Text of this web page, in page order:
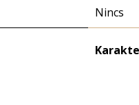
Nincs